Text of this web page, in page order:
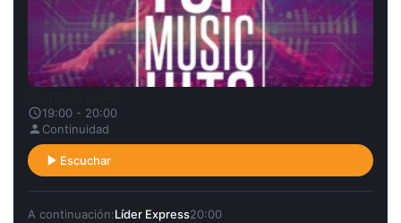
19:00 - 20:00
Continuidad
Escuchar
A continuación:Líder Express20:00